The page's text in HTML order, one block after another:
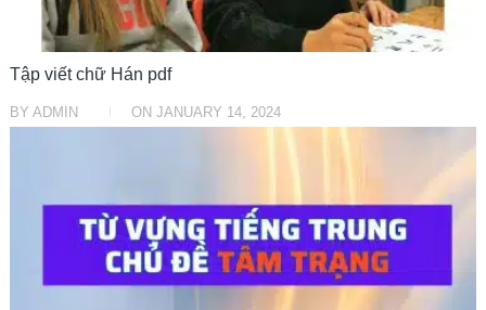
Tập viết chữ Hán pdf
BY ADMIN ON JANUARY 14, 2024